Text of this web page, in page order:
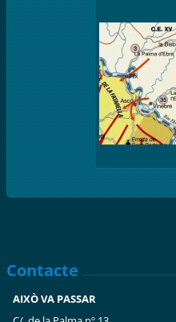
Contacte
AIXÒ VA PASSAR